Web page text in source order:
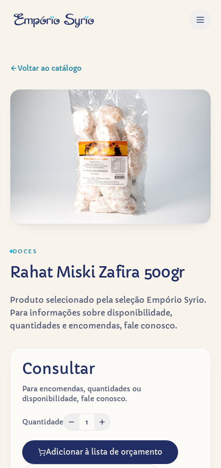
Voltar ao catálogo
DOCES
Rahat Miski Zafira 500gr
Produto selecionado pela seleção Empório Syrio.
Para informações sobre disponibilidade,
quantidades e encomendas, fale conosco.
Consultar
Para encomendas, quantidades ou
disponibilidade, fale conosco.
Quantidade 1
Adicionar à lista de orçamento